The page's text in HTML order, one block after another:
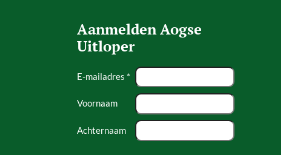
Aanmelden Aogse
Uitloper
E-mailadres *
Voornaam
Achternaam